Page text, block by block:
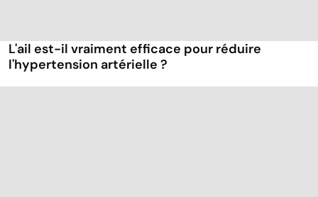
L'ail est-il vraiment efficace pour réduire
l'hypertension artérielle ?